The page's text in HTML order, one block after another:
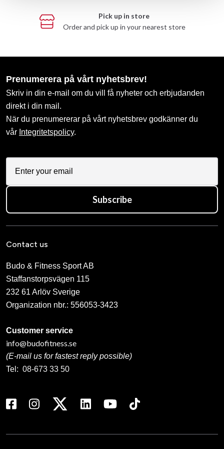
Pick up in store
Order and pick up in your nearest store
Prenumerera på vårt nyhetsbrev!
Skriv in din e-mail om du vill få nyheter och erbjudanden
direkt i din mail.
När du prenumererar på vårt nyhetsbrev godkänner du
vår Integritetspolicy.
Subscribe
Contact us
Budo & Fitness Sport AB
Staffanstorpsvägen 115
232 61 Arlöv Sverige
Organization nbr.: 556053-3423
Customer service
info@budofitness.se
(E-mail us for fastest reply possible)
Tel: 08-673 33 50